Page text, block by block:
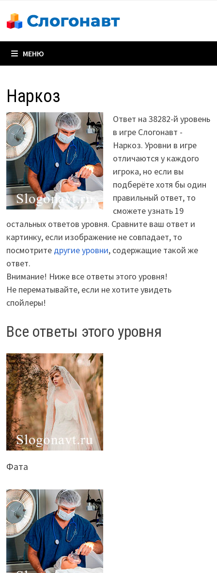
содержимому
МЕНЮ
Наркоз
Ответ на 38282-й уровень
в игре Слогонавт -
Наркоз. Уровни в игре
отличаются у каждого
игрока, но если вы
подберёте хотя бы один
правильный ответ, то
сможете узнать 19
остальных ответов уровня. Сравните ваш ответ и
картинку, если изображение не совпадает, то
посмотрите другие уровни, содержащие такой же
ответ.
Внимание! Ниже все ответы этого уровня!
Не перематывайте, если не хотите увидеть
спойлеры!
Все ответы этого уровня
Фата